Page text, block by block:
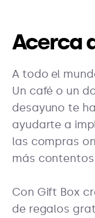
Acerca
A todo el
Un café o un
desayuno te
ayudarte a
las compras
más
Con Gift Box
de regalos